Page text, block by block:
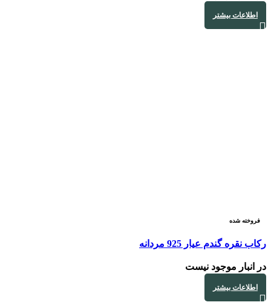
اطلاعات بیشتر
فروخته شده
رکاب نقره گندم عیار 925 مردانه
در انبار موجود نیست
اطلاعات بیشتر